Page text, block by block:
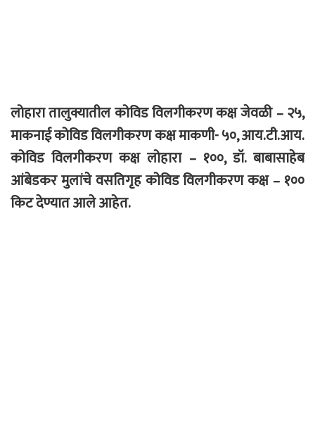
लोहारा तालुक्यातील कोविड विलगीकरण कक्ष जेवळी – २५,
माकनाई कोविड विलगीकरण कक्ष माकणी- ५०, आय.टी.आय.
कोविड विलगीकरण कक्ष लोहारा – १००, डॉ. बाबासाहेब
आंबेडकर मुलांचे वसतिगृह कोविड विलगीकरण कक्ष – १००
किट देण्यात आले आहेत.